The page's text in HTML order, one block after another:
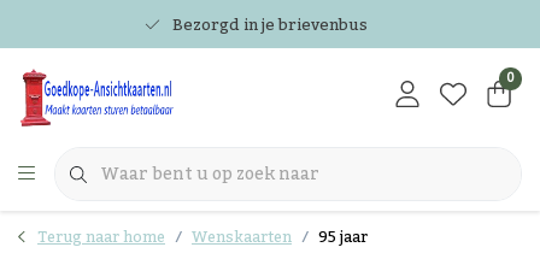
Bezorgd in je brievenbus
0
Terug naar home Wenskaarten 95 jaar